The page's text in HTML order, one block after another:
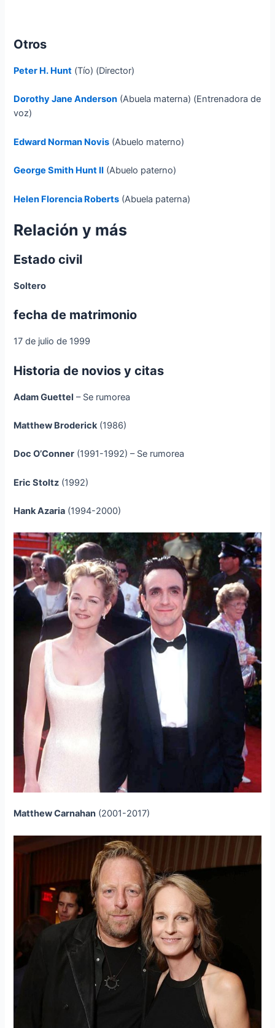
Otros
Peter H. Hunt (Tío) (Director)
Dorothy Jane Anderson (Abuela materna) (Entrenadora de
voz)
Edward Norman Novis (Abuelo materno)
George Smith Hunt II (Abuelo paterno)
Helen Florencia Roberts (Abuela paterna)
Relación y más
Estado civil
Soltero
fecha de matrimonio
17 de julio de 1999
Historia de novios y citas
Adam Guettel – Se rumorea
Matthew Broderick(1986)
Doc O’Conner (1991-1992) – Se rumorea
Eric Stoltz (1992)
Hank Azaria (1994-2000)
Matthew Carnahan (2001-2017)